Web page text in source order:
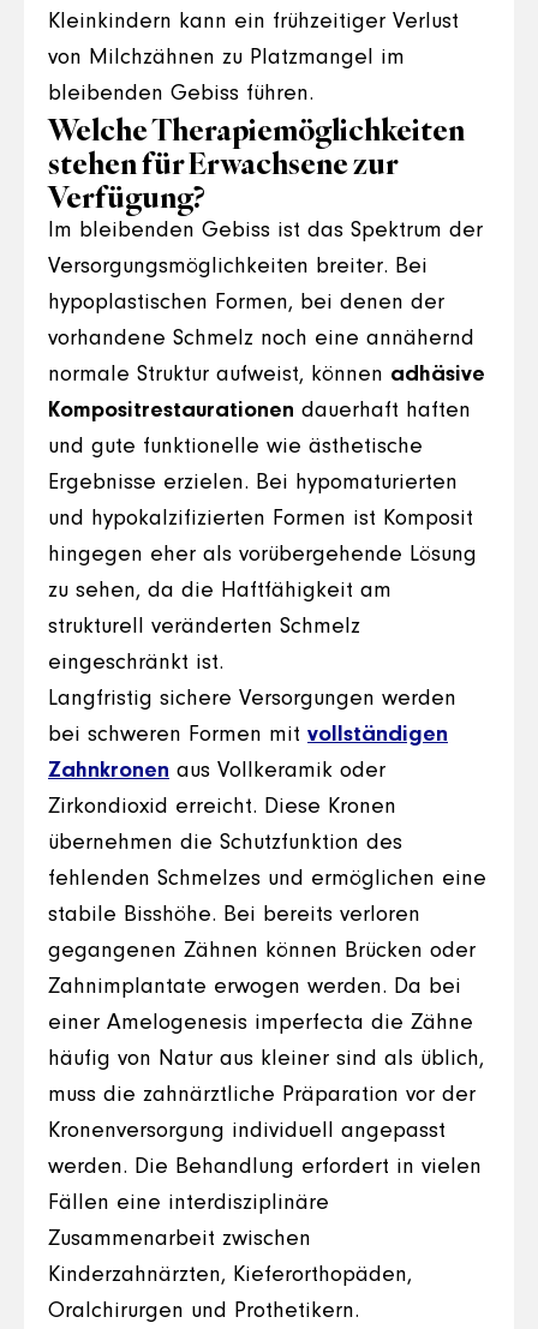
Kleinkindern kann ein frühzeitiger Verlust
von Milchzähnen zu Platzmangel im
bleibenden Gebiss führen.
Welche Therapiemöglichkeiten
stehen für Erwachsene zur
Verfügung?
Im bleibenden Gebiss ist das Spektrum der
Versorgungsmöglichkeiten breiter. Bei
hypoplastischen Formen, bei denen der
vorhandene Schmelz noch eine annähernd
normale Struktur aufweist, können adhäsive
Kompositrestaurationen dauerhaft haften
und gute funktionelle wie ästhetische
Ergebnisse erzielen. Bei hypomaturierten
und hypokalzifizierten Formen ist Komposit
hingegen eher als vorübergehende Lösung
zu sehen, da die Haftfähigkeit am
strukturell veränderten Schmelz
eingeschränkt ist.
Langfristig sichere Versorgungen werden
bei schweren Formen mit vollständigen
Zahnkronen aus Vollkeramik oder
Zirkondioxid erreicht. Diese Kronen
übernehmen die Schutzfunktion des
fehlenden Schmelzes und ermöglichen eine
stabile Bisshöhe. Bei bereits verloren
gegangenen Zähnen können Brücken oder
Zahnimplantate erwogen werden. Da bei
einer Amelogenesis imperfecta die Zähne
häufig von Natur aus kleiner sind als üblich,
muss die zahnärztliche Präparation vor der
Kronenversorgung individuell angepasst
werden. Die Behandlung erfordert in vielen
Fällen eine interdisziplinäre
Zusammenarbeit zwischen
Kinderzahnärzten, Kieferorthopäden,
Oralchirurgen und Prothetikern.